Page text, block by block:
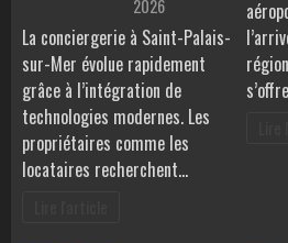
2026
La conciergerie à Saint-Palais-
sur-Mer évolue rapidement
grâce à l’intégration de
technologies modernes. Les
propriétaires comme les
locataires recherchent…